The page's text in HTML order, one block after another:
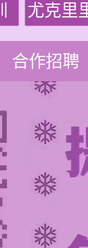
尤克里
合作招聘